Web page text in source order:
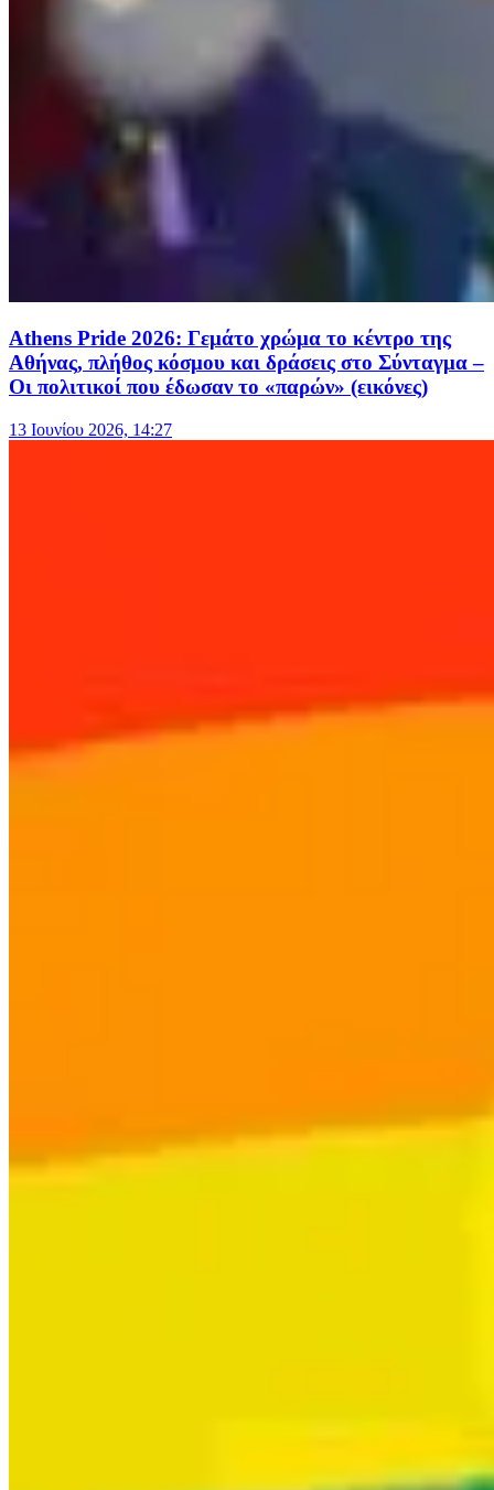
Athens Pride 2026: Γεμάτο χρώμα το κέντρο της
Αθήνας, πλήθος κόσμου και δράσεις στο Σύνταγμα –
Oι πολιτικοί που έδωσαν το «παρών» (εικόνες)
13 Ιουνίου 2026, 14:27